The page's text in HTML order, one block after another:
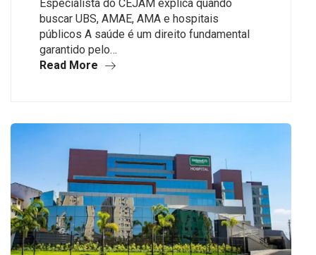
Especialista do CEJAM explica quando
buscar UBS, AMAE, AMA e hospitais
públicos A saúde é um direito fundamental
garantido pelo…
Read More